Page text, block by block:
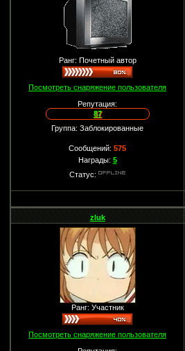
Ранг: Почетный автор
Посмотреть снаряжение пользователя
Репутация:
87
Группа: Заблокированные
Сообщений:575
Награды: 5
Статус:
zluk
Ранг: Участник
Посмотреть снаряжение пользователя